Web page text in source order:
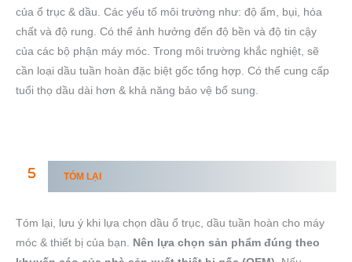
của ổ trục & dầu. Các yếu tố môi trường như: độ ẩm, bụi, hóa
chất và độ rung. Có thể ảnh hưởng đến độ bền và độ tin cậy
của các bộ phận máy móc. Trong môi trường khắc nghiệt, sẽ
cần loại dầu tuần hoàn đặc biệt gốc tổng hợp. Có thể cung cấp
tuổi thọ dầu dài hơn & khả năng bảo vệ bổ sung.
TÓM LẠI
Tóm lại, lưu ý khi lựa chọn dầu ổ trục, dầu tuần hoàn cho máy
móc & thiết bị của bạn. Nên lựa chọn sản phẩm đúng theo